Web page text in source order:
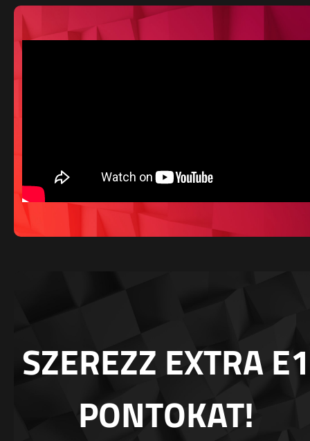
SZEREZZ EXTRA E1
PONTOKAT!